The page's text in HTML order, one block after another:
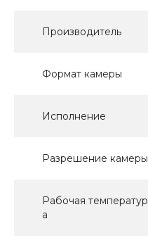
Производитель
Формат камеры
Исполнение
Разрешение камеры
Рабочая температур
а